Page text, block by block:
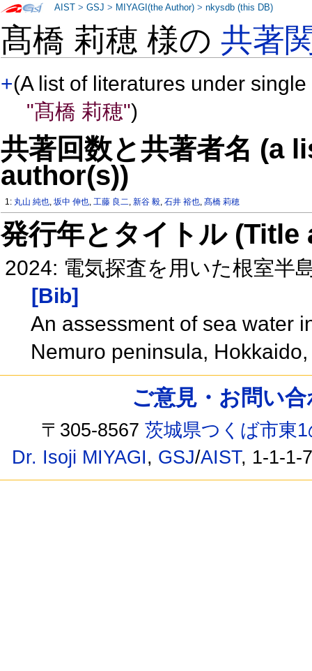
髙橋 莉穂 様の共著
+(A list of literatures under
"髙橋 莉穂")
共著回数と共著者名 (a
author(s))
1: 丸山 純也,坂中 伸也,工藤 良二,新谷 毅,石井 裕也,髙橋 莉穂
発行年とタイトル
2024: 電気探査を用いた根室半
[Bib]
An assessment of sea water
Nemuro peninsula,
AIST >GSJ > MIYAGI(the Author) >nkysdb (this DB)
ご意見・お問い
〒305-8567茨城県つくば市東
Dr. Isoji MIYAGI, GSJ/AIST, 1-1-1-